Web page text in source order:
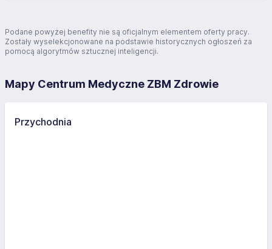
Podane powyżej benefity nie są oficjalnym elementem oferty pracy.
Zostały wyselekcjonowane na podstawie historycznych ogłoszeń za
pomocą algorytmów sztucznej inteligencji.
Mapy Centrum Medyczne ZBM Zdrowie
Przychodnia